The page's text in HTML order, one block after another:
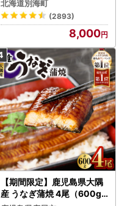
冷凍 ）
北海道別海町
(2893)
8,000
【期間限定】鹿児島県大隅
産 うなぎ蒲焼 4尾（600g